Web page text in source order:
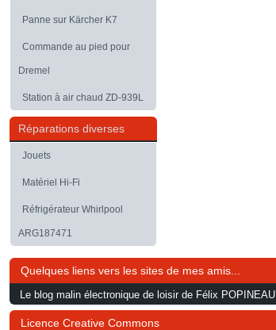
Panne sur Kärcher K7
Commande au pied pour
Dremel
Station à air chaud ZD-939L
Réparations diverses
Jouets
Matériel Hi-Fi
Réfrigérateur Whirlpool
ARG187471
Quelques liens vers les sites de mes amis...
Le blog malin électronique de loisir de Félix POPINEAU
Licence Creative Commons